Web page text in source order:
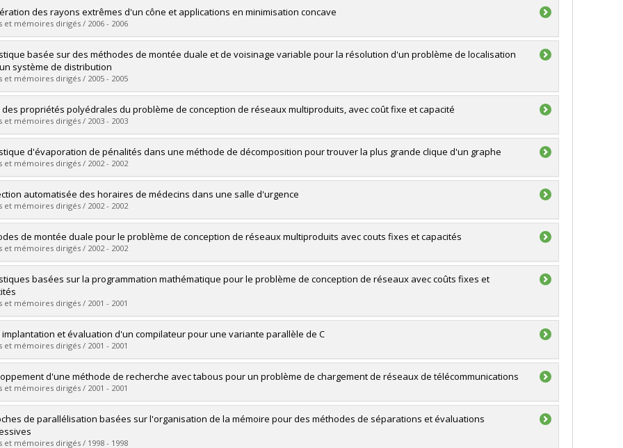
le document dans Papyrus
:St-Louis, Patrick
Doctoral
:Ph. D.
le document dans Papyrus
des rayons extrêmes d'un cône et applications en minimisation concave
et mémoires dirigés / 2006 - 2006
: Springuel, Éric
Doctoral
:Ph. D.
le document dans Papyrus
basée sur des méthodes de montée duale et de voisinage variable pour la résolution d'un problème de localisation
système de distribution
et mémoires dirigés / 2005 - 2005
:Temimi, Imen
Master's
:M. Sc.
le document dans Papyrus
des propriétés polyédrales du problème de conception de réseaux multiproduits, avec coût fixe et capacité
et mémoires dirigés / 2003 - 2003
: Chouman, Mervat
Doctoral
:Ph. D.
le document dans Papyrus
d'évaporation de pénalités dans une méthode de décomposition pour trouver la plus grande clique d'un graphe
et mémoires dirigés / 2002 - 2002
:St-Louis, Patrick
Master's
:M. Sc.
le document dans Papyrus
automatisée des horaires de médecins dans une salle d'urgence
et mémoires dirigés / 2002 - 2002
:Forget, Francis
Master's
:M. Sc.
le document dans Papyrus
de montée duale pour le problème de conception de réseaux multiproduits avec couts fixes et capacités
et mémoires dirigés / 2002 - 2002
:Tourillon, Dominique
Master's
:M. Sc.
le document dans Papyrus
basées sur la programmation mathématique pour le problème de conception de réseaux avec coûts fixes et
et mémoires dirigés / 2001 - 2001
:Hernu, Geneviève
Master's
:M. Sc.
le document dans Papyrus
implantation et évaluation d'un compilateur pour une variante parallèle de C
et mémoires dirigés / 2001 - 2001
:Methot, Éric
Master's
:M. Sc.
le document dans Papyrus
d'une méthode de recherche avec tabous pour un problème de chargement de réseaux de télécommunications
et mémoires dirigés / 2001 - 2001
:Queval, Ianis
Master's
:M. Sc.
de parallélisation basées sur l'organisation de la mémoire pour des méthodes de séparations et évaluations
et mémoires dirigés / 1998 - 1998